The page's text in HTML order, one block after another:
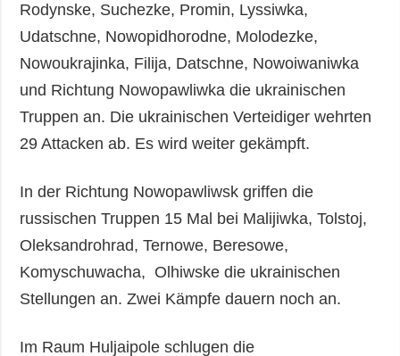
Rodynske, Suchezke, Promin, Lyssiwka,
Udatschne, Nowopidhorodne, Molodezke,
Nowoukrajinka, Filija, Datschne, Nowoiwaniwka
und Richtung Nowopawliwka die ukrainischen
Truppen an. Die ukrainischen Verteidiger wehrten
29 Attacken ab. Es wird weiter gekämpft.
In der Richtung Nowopawliwsk griffen die
russischen Truppen 15 Mal bei Malijiwka, Tolstoj,
Oleksandrohrad, Ternowe, Beresowe,
Komyschuwacha, Olhiwske die ukrainischen
Stellungen an. Zwei Kämpfe dauern noch an.
Im Raum Huljaipole schlugen die